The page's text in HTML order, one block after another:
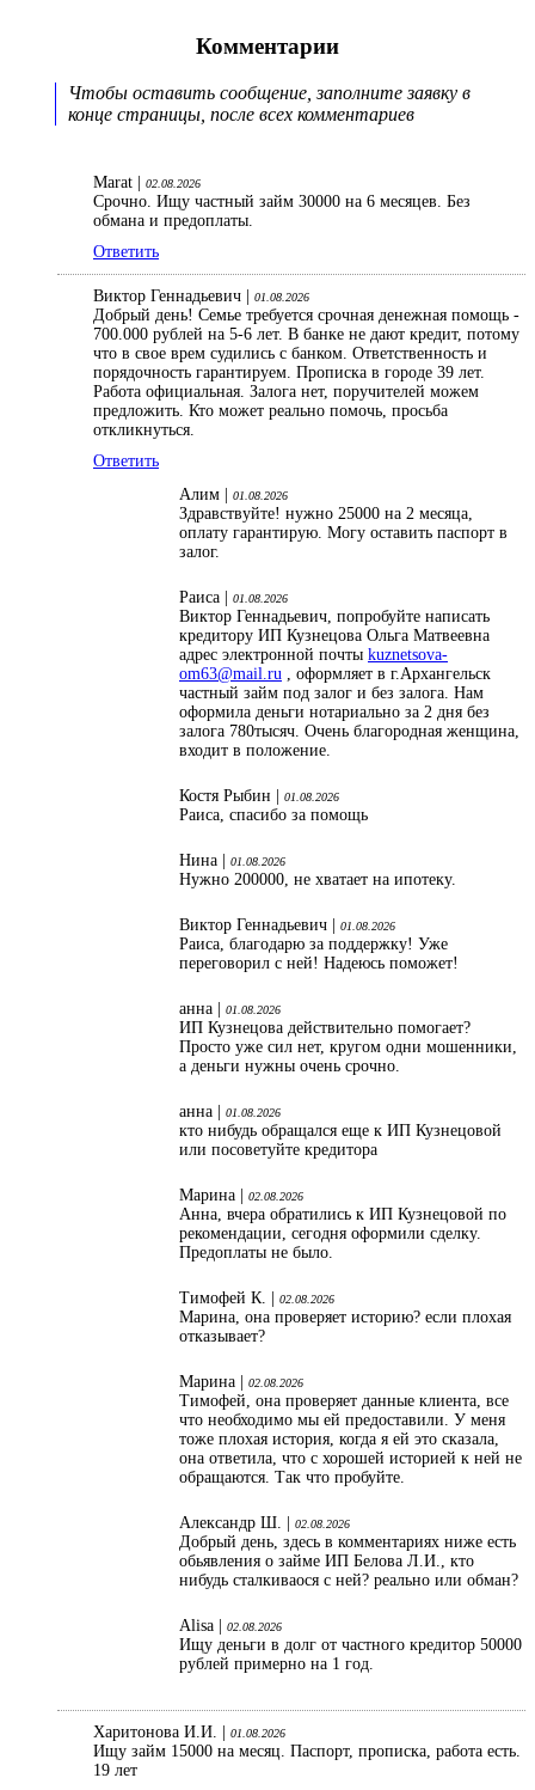
Комментарии
Чтобы оставить сообщение, заполните заявку в
конце страницы, после всех комментариев
Marat | 02.08.2026
Срочно. Ищу частный займ 30000 на 6 месяцев. Без
обмана и предоплаты.
Ответить
Виктор Геннадьевич | 01.08.2026
Добрый день! Семье требуется срочная денежная помощь -
700.000 рублей на 5-6 лет. В банке не дают кредит, потому
что в свое врем судились с банком. Ответственность и
порядочность гарантируем. Прописка в городе 39 лет.
Работа официальная. Залога нет, поручителей можем
предложить. Кто может реально помочь, просьба
откликнуться.
Ответить
Алим | 01.08.2026
Здравствуйте! нужно 25000 на 2 месяца,
оплату гарантирую. Могу оставить паспорт в
залог.
Раиса | 01.08.2026
Виктор Геннадьевич, попробуйте написать
кредитору ИП Кузнецова Ольга Матвеевна
адрес электронной почты kuznetsova-
om63@mail.ru , оформляет в г.Архангельск
частный займ под залог и без залога. Нам
оформила деньги нотариально за 2 дня без
залога 780тысяч. Очень благородная женщина,
входит в положение.
Костя Рыбин | 01.08.2026
Раиса, спасибо за помощь
Нина | 01.08.2026
Нужно 200000, не хватает на ипотеку.
Виктор Геннадьевич | 01.08.2026
Раиса, благодарю за поддержку! Уже
переговорил с ней! Надеюсь поможет!
анна | 01.08.2026
ИП Кузнецова действительно помогает?
Просто уже сил нет, кругом одни мошенники,
а деньги нужны очень срочно.
анна | 01.08.2026
кто нибудь обращался еще к ИП Кузнецовой
или посоветуйте кредитора
Марина | 02.08.2026
Анна, вчера обратились к ИП Кузнецовой по
рекомендации, сегодня оформили сделку.
Предоплаты не было.
Тимофей К. | 02.08.2026
Марина, она проверяет историю? если плохая
отказывает?
Марина | 02.08.2026
Тимофей, она проверяет данные клиента, все
что необходимо мы ей предоставили. У меня
тоже плохая история, когда я ей это сказала,
она ответила, что с хорошей историей к ней не
обращаются. Так что пробуйте.
Александр Ш. | 02.08.2026
Добрый день, здесь в комментариях ниже есть
обьявления о займе ИП Белова Л.И., кто
нибудь сталкиваося с ней? реально или обман?
Alisa | 02.08.2026
Ищу деньги в долг от частного кредитор 50000
рублей примерно на 1 год.
Харитонова И.И. | 01.08.2026
Ищу займ 15000 на месяц. Паспорт, прописка, работа есть.
19 лет